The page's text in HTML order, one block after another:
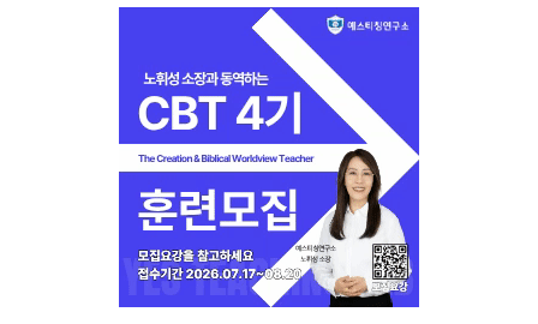
느헤미야 연합기도회, ‘왕의 기도’로 나라·한국교회·다